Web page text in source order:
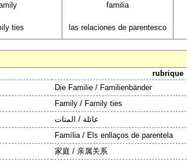
familia
ties las relaciones de parentesco
rubrique
Die Familie / Familienbänder
Family / Family ties
عائلة / المتات
Família / Els enllaços de parentela
家庭 / 亲属关系